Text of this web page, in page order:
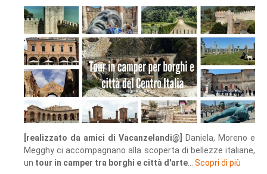
[realizzato da amici di Vacanzelandi@]
Daniela, Moreno e
Megghy ci accompagnano alla scoperta di bellezze italiane,
un tour in camper tra borghi e città d'arte Scopri di più